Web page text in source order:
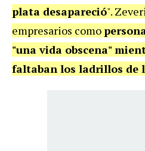
plata desapareció".
empresarios como
"una vida obscena"
faltaban los ladrillos de